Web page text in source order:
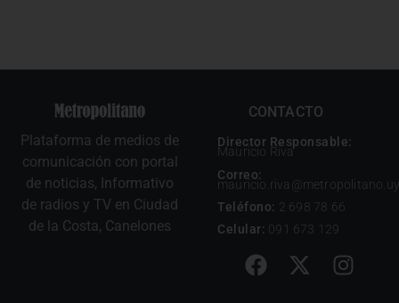
Plataforma de medios de
comunicación con portal
de noticias, Informativo
de radios y TV en Ciudad
de la Costa, Canelones
CONTACTO
Director Responsable:
Mauricio Riva
Correo:
mauricio.riva@metropolitano.uy
Teléfono: 2 698 78 66
Celular: 091 673 129